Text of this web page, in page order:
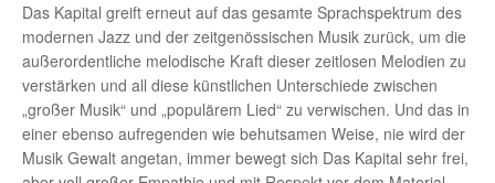
Das Kapital greift erneut auf das gesamte Sprachspektrum des
modernen Jazz und der zeitgenössischen Musik zurück, um die
außerordentliche melodische Kraft dieser zeitlosen Melodien zu
verstärken und all diese künstlichen Unterschiede zwischen
„großer Musik“ und „populärem Lied“ zu verwischen. Und das in
einer ebenso aufregenden wie behutsamen Weise, nie wird der
Musik Gewalt angetan, immer bewegt sich Das Kapital sehr frei,